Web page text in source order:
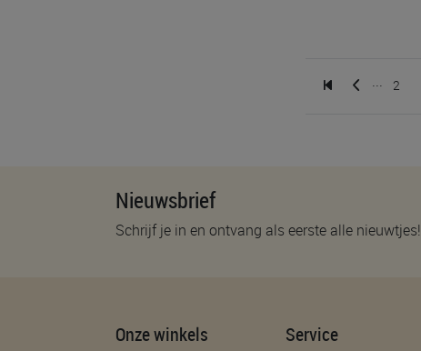
... 2
Nieuwsbrief
Schrijf je in en ontvang als eerste alle nieuwtjes!
Onze winkels Service